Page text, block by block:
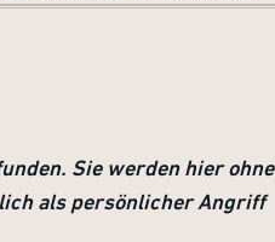
Sie werden hier ohne
als persönlicher Angriff